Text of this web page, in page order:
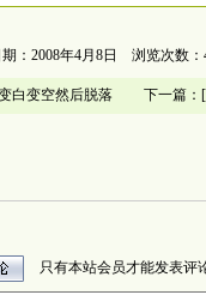
：2008年4月8日 浏览次数：
白变空然后脱落 下一篇：
只有本站会员才能发表评